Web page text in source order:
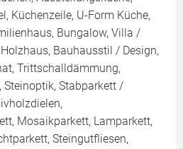
Küchenzeile, U-Form Küche,
Bungalow, Villa /
Bauhausstil / Design,
Trittschalldämmung,
Steinoptik, Stabparkett /
Mosaikparkett, Lamparkett,
Steingutfliesen,